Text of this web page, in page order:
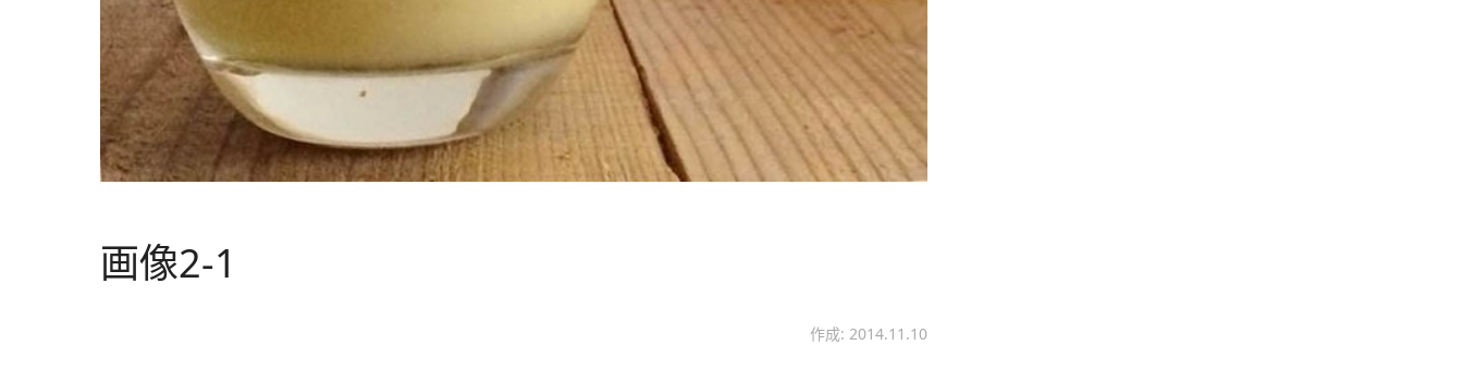
画像2-1
作成: 2014.11.10